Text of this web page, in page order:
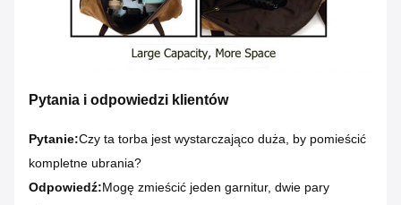
Pytania i odpowiedzi klientów
Pytanie:Czy ta torba jest wystarczająco duża, by pomieścić
kompletne ubrania?
Odpowiedź:Mogę zmieścić jeden garnitur, dwie pary